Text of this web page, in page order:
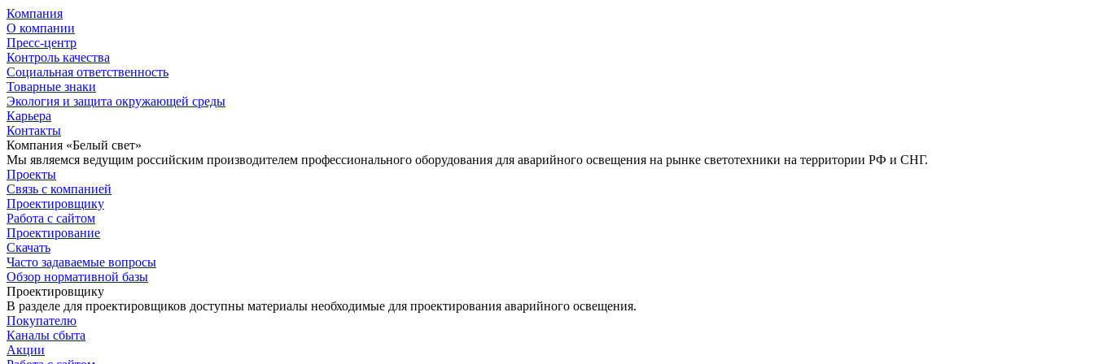
Компания
О компании
Пресс-центр
Контроль качества
Социальная ответственность
Товарные знаки
Экология и защита окружающей среды
Карьера
Контакты
Компания «Белый свет»
Мы являемся ведущим российским производителем профессионального оборудования для аварийного освещения на рынке светотехники на территории РФ и СНГ.
Проекты
Связь с компанией
Проектировщику
Работа с сайтом
Проектирование
Скачать
Часто задаваемые вопросы
Обзор нормативной базы
Проектировщику
В разделе для проектировщиков доступны материалы необходимые для проектирования аварийного освещения.
Покупателю
Каналы сбыта
Акции